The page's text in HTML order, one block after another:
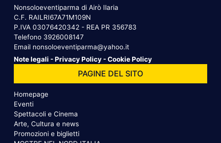
Nonsoloeventiparma di Airò Ilaria
C.F. RAILRI67A71M109N
P.IVA 03076420342 - REA PR 356783
Telefono 3926008147
Email nonsoloeventiparma@yahoo.it
Note legali -Privacy Policy -Cookie Policy
PAGINE DEL SITO
Homepage
Eventi
Spettacoli e Cinema
Arte, Cultura e news
Promozioni e biglietti